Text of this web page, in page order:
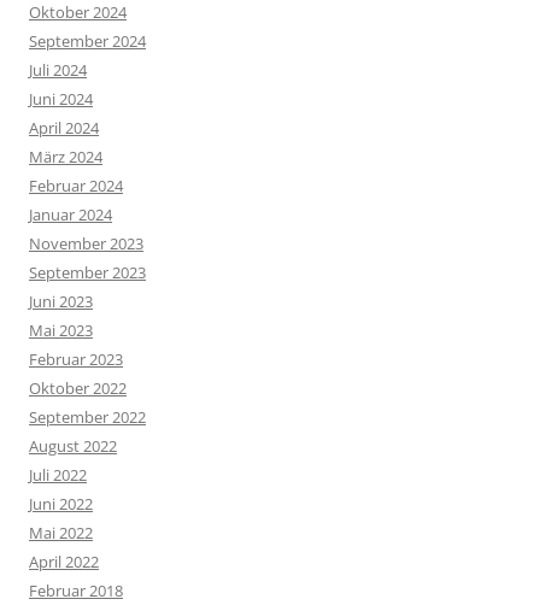
Oktober 2024
September 2024
Juli 2024
Juni 2024
April 2024
März 2024
Februar 2024
Januar 2024
November 2023
September 2023
Juni 2023
Mai 2023
Februar 2023
Oktober 2022
September 2022
August 2022
Juli 2022
Juni 2022
Mai 2022
April 2022
Februar 2018